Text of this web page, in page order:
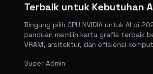
Terbaik untuk Kebutuhan
Bingung pilih GPU NVIDIA untuk AI di
panduan memilih kartu grafis terbaik
VRAM, arsitektur, dan efisiensi
Super Admin